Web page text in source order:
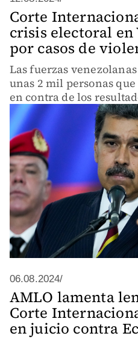
Corte
crisis electoral en
por casos de
Las fuerzas
unas 2 mil personas
en contra de los
06.08.2024/
AMLO lamenta
Corte
en juicio contra